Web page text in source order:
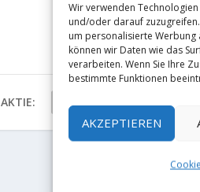
Wir verwenden
und/oder darauf
um personalisierte Werbung
können wir Daten wie das
verarbeiten. Wenn Sie Ihre
bestimmte Funktionen
AKZEPTIEREN
AKTIE: RATE: